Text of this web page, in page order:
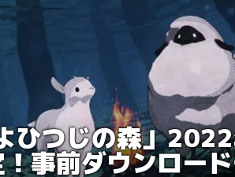
ひつじの森」
事前ダウンロー